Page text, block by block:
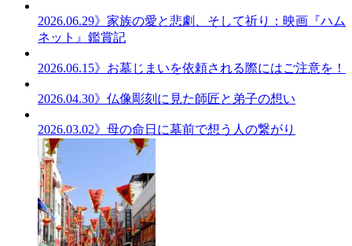
2026.06.29》家族の愛と悲劇、そして祈り：映画『ハム
ネット』鑑賞記
2026.06.15》お墓じまいを依頼される際にはご注意を！
2026.04.30》仏像彫刻に見た師匠と弟子の想い
2026.03.02》母の命日に墓前で想う人の繋がり